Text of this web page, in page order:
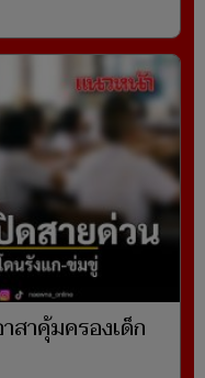
สาคุ้มครองเด็ก